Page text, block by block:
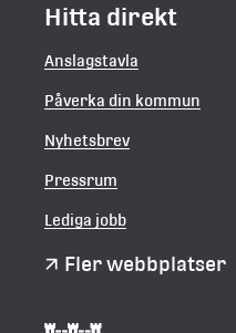
Hitta direkt
Anslagstavla
Påverka din kommun
Nyhetsbrev
Pressrum
Lediga jobb
Fler webbplatser